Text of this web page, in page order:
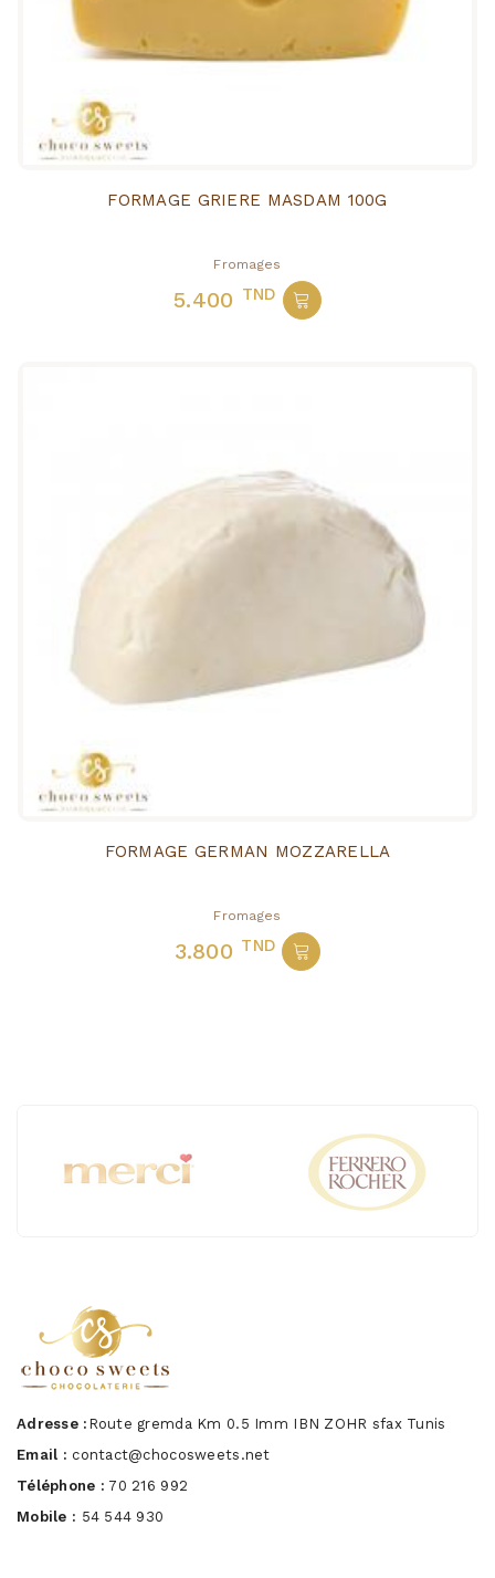
FORMAGE GRIERE MASDAM 100G
Fromages
5.400 TND
FORMAGE GERMAN MOZZARELLA
Fromages
3.800 TND
Adresse : Route gremda Km 0.5 Imm IBN ZOHR sfax Tunis
Email : contact@chocosweets.net
Téléphone : 70 216 992
Mobile : 54 544 930